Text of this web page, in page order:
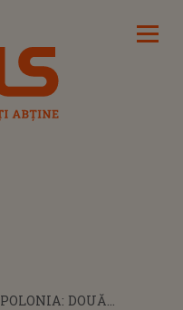
DOUĂ